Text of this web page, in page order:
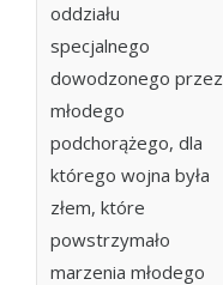
oddziału
specjalnego
dowodzonego przez
młodego
podchorążego, dla
którego wojna była
złem, które
powstrzymało
marzenia młodego